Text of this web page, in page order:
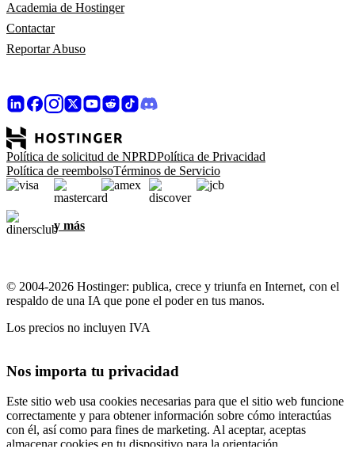
Academia de Hostinger
Contactar
Reportar Abuso
Política de solicitud de NPRDPolítica de Privacidad
Política de reembolsoTérminos de Servicio
y más
© 2004-2026 Hostinger: publica, crece y triunfa en Internet, con el
respaldo de una IA que pone el poder en tus manos.
Los precios no incluyen IVA
Nos importa tu privacidad
Este sitio web usa cookies necesarias para que el sitio web funcione
correctamente y para obtener información sobre cómo interactúas
con él, así como para fines de marketing. Al aceptar, aceptas
almacenar cookies en tu dispositivo para la orientación,